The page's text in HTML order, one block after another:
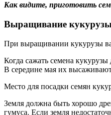
Как видите, приготовить
Выращивание кукурузы
При выращивании кукурузы
Когда сажать семена
В середине мая их
Место для посадки семян
Земля должна быть хорошо
гумуса. Если земля